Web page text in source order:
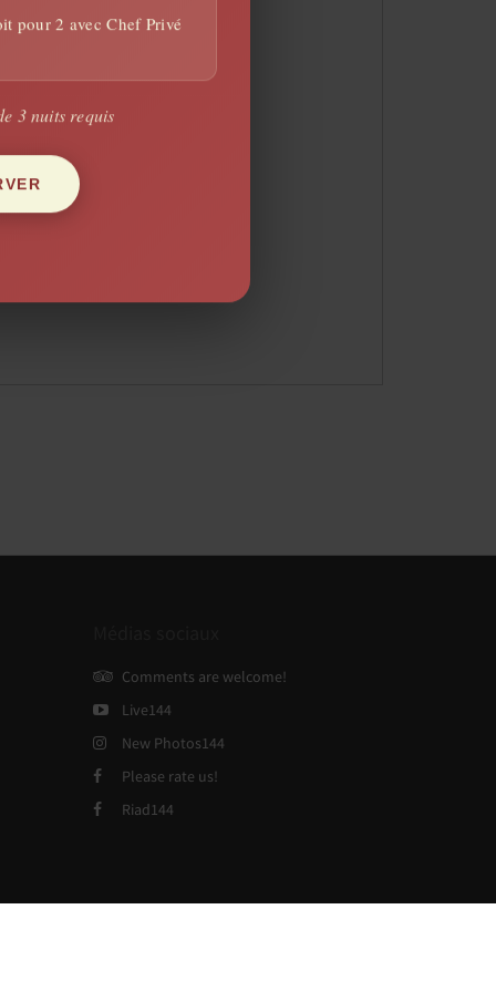
Comments are welcome!
Live144
New Photos144
Please rate us!
Riad144
pour 2 avec Chef Privé
3 nuits requis